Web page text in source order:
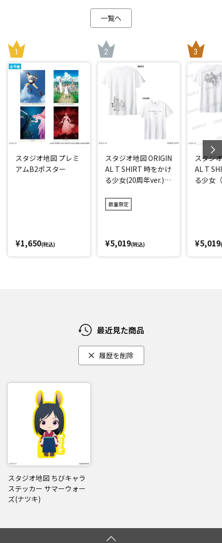
一覧へ
スタジオ地図 プレミ
アムB2ポスター
¥1,650(税込)
スタジオ地図 ORIGIN
AL T SHIRT 時をかけ
る少女(20周年ver.)
数量限定
¥5,019(税込)
スタジ
AL T
る少女
¥5,019
最近見た商品
履歴を削除
スタジオ地図 ちびキャラ
ステッカー サマーウォー
ズ(ナツキ)